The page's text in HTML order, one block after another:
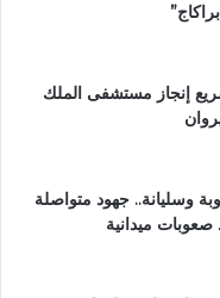
إنجاز مستشفى الملك
وسليانة.. جهود متواصلة
ميدانية